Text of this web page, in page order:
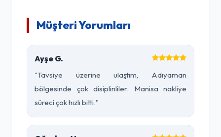
Müşteri Yorumları
Ayşe G.
"Tavsiye üzerine ulaştım, Adıyaman
bölgesinde çok disiplinliler. Manisa nakliye
süreci çok hızlı bitti."